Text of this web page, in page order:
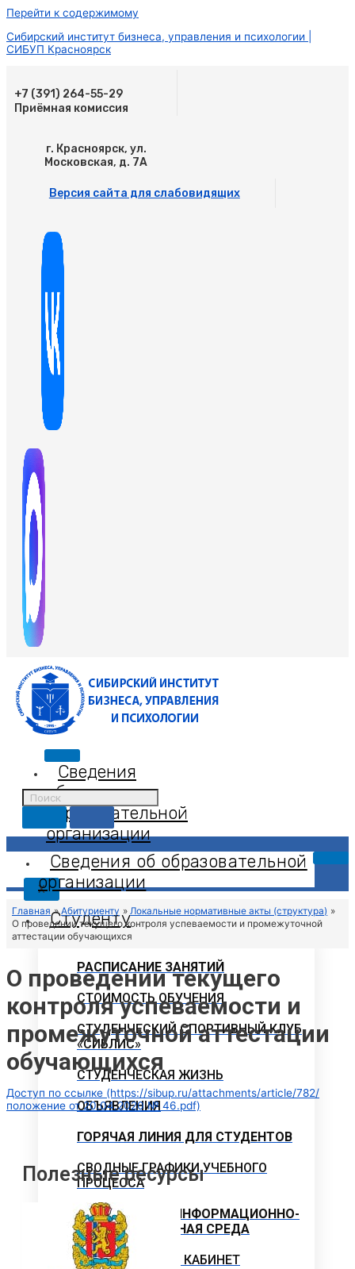
Перейти к содержимому
Сибирский институт бизнеса, управления и психологии |
СИБУП Красноярск
+7 (391) 264-55-29
Приёмная комиссия
г. Красноярск, ул.
Московская, д. 7А
Версия сайта для слабовидящих
Сведения
об
образовательной
организации
X
Сведения об образовательной
организации
Студенту
РАСПИСАНИЕ ЗАНЯТИЙ
СТОИМОСТЬ ОБУЧЕНИЯ
СТУДЕНЧЕСКИЙ СПОРТИВНЫЙ КЛУБ
«СИБЛИС»
СТУДЕНЧЕСКАЯ ЖИЗНЬ
ОБЪЯВЛЕНИЯ
ГОРЯЧАЯ ЛИНИЯ ДЛЯ СТУДЕНТОВ
СВОДНЫЕ ГРАФИКИ УЧЕБНОГО
ПРОЦЕССА
ЭЛЕКТРОННАЯ ИНФОРМАЦИОННО-
ОБРАЗОВАТЕЛЬНАЯ СРЕДА
МЕТОДИЧЕСКИЙ КАБИНЕТ
Главная Абитуриенту
Локальные нормативные акты (структура)
О проведении текущего контроля успеваемости и промежуточной
аттестации обучающихся
О проведении текущего
контроля успеваемости и
промежуточной аттестации
обучающихся
Доступ по ссылке (https://sibup.ru/attachments/article/782/
положение от 20.04.2020 № 46.pdf)
Полезные ресурсы